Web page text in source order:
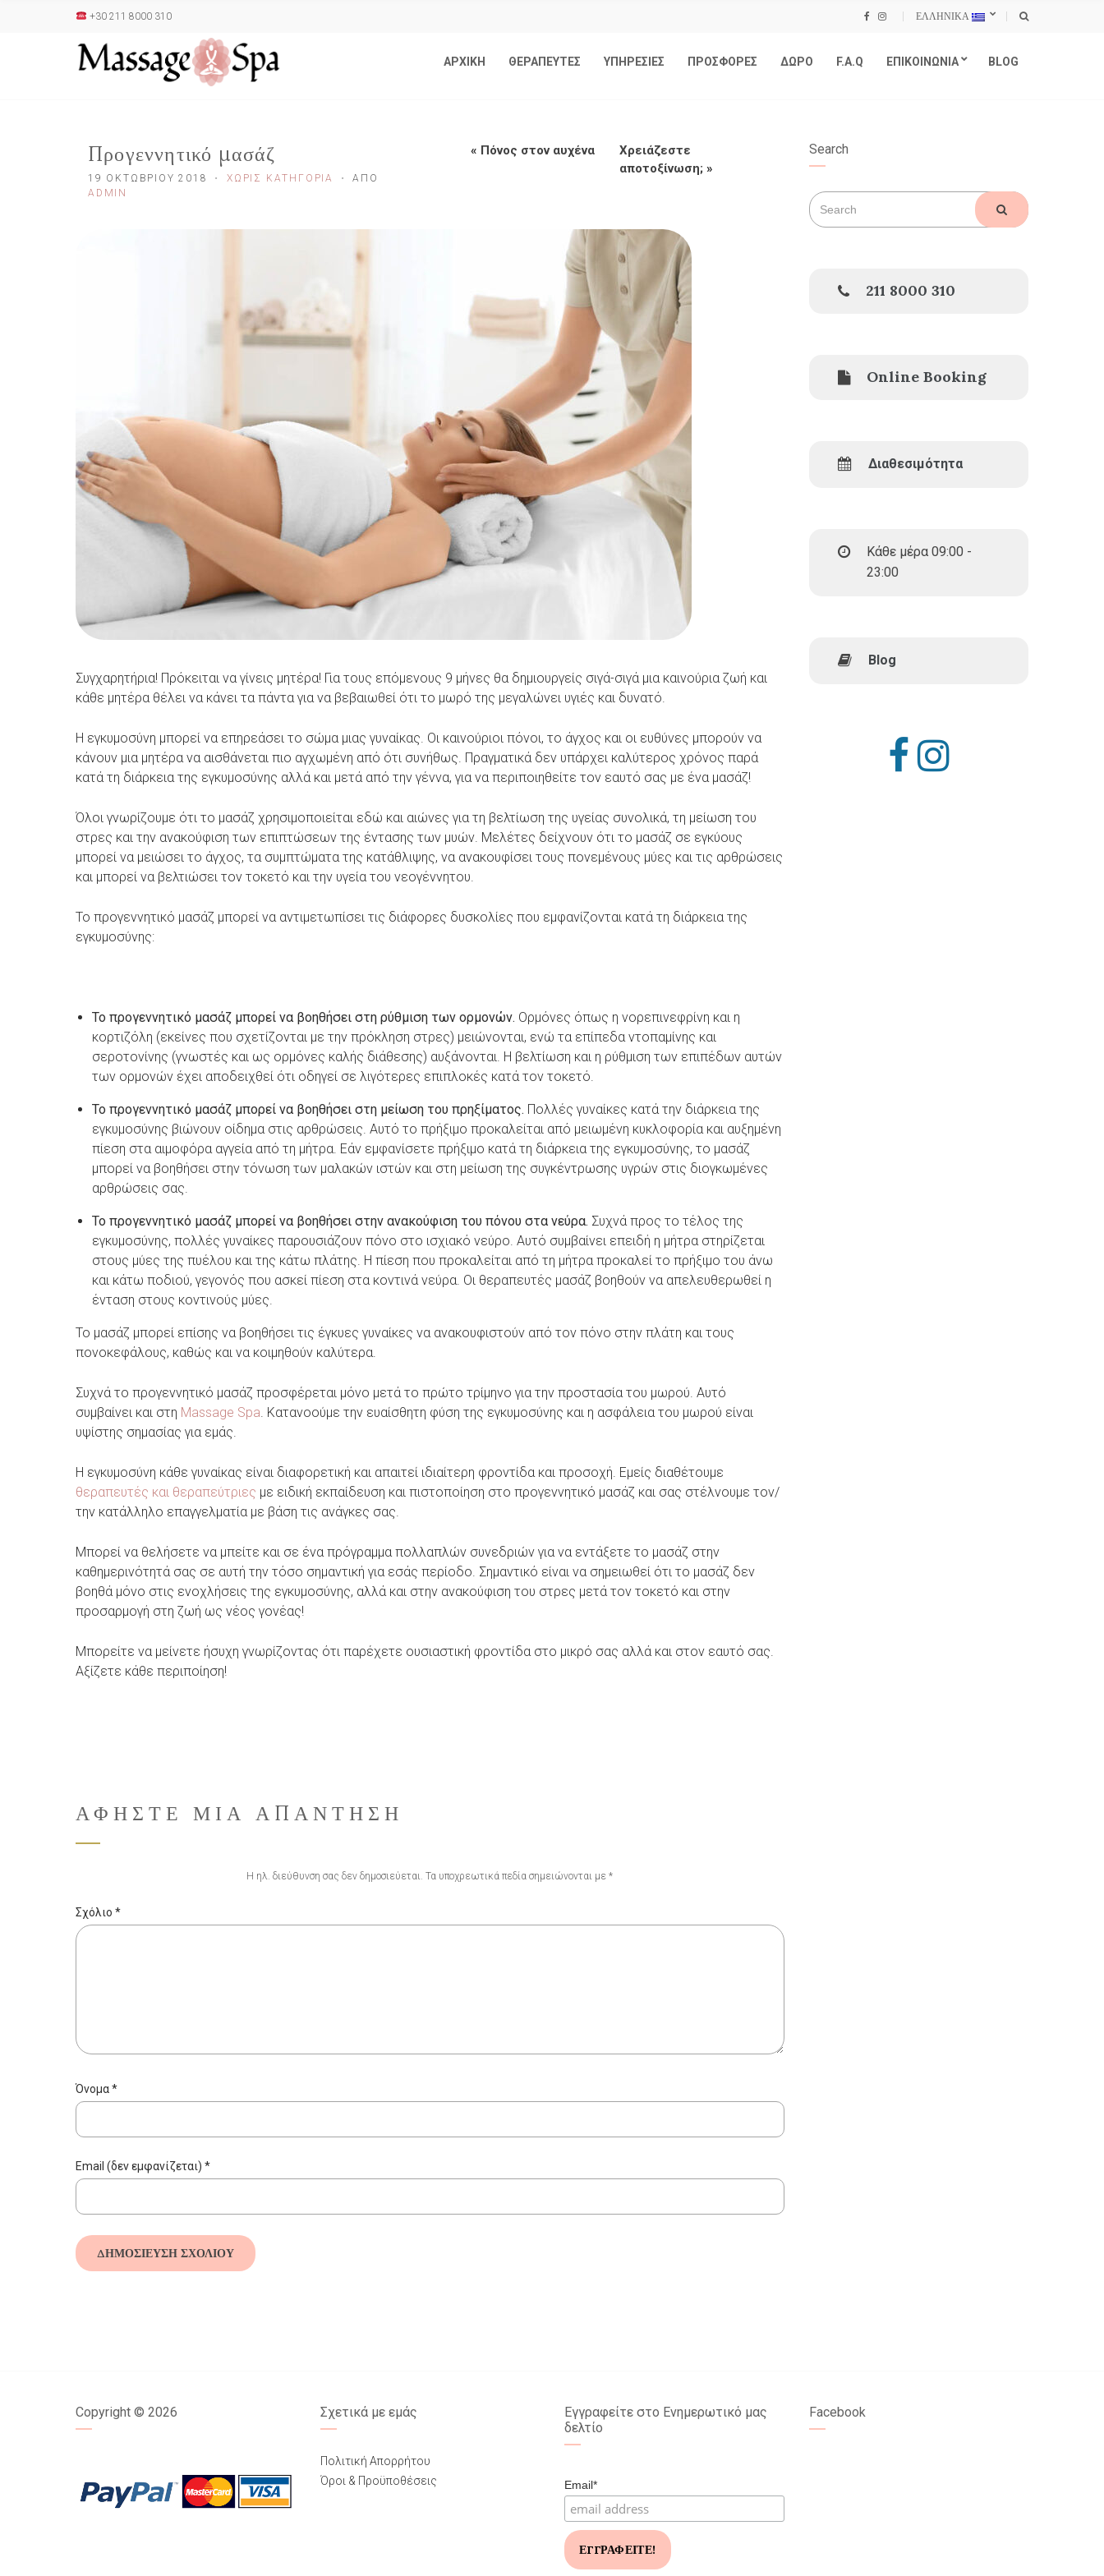
+30 211 8000 310 ΕΛΛΗΝΙΚΑ
ΑΡΧΙΚΗ ΘΕΡΑΠΕΥΤΕΣ ΥΠΗΡΕΣΙΕΣ ΠΡΟΣΦΟΡΕΣ ΔΩΡΟ F.A.Q ΕΠΙΚΟΙΝΩΝΙΑ BLOG
Προγεννητικό μασάζ
19 ΟΚΤΩΒΡΊΟΥ 2018 ΧΩΡΊΣ ΚΑΤΗΓΟΡΊΑ
ΑΠΌ
ADMIN
« Πόνος στον αυχένα
Χρειάζεστε
αποτοξίνωση; »
Συγχαρητήρια! Πρόκειται να γίνεις μητέρα! Για τους επόμενους 9 μήνες θα δημιουργείς σιγά-σιγά μια καινούρια ζωή και
κάθε μητέρα θέλει να κάνει τα πάντα για να βεβαιωθεί ότι το μωρό της μεγαλώνει υγιές και δυνατό.
Η εγκυμοσύνη μπορεί να επηρεάσει το σώμα μιας γυναίκας. Οι καινούριοι πόνοι, το άγχος και οι ευθύνες μπορούν να
κάνουν μια μητέρα να αισθάνεται πιο αγχωμένη από ότι συνήθως. Πραγματικά δεν υπάρχει καλύτερος χρόνος παρά
κατά τη διάρκεια της εγκυμοσύνης αλλά και μετά από την γέννα, για να περιποιηθείτε τον εαυτό σας με ένα μασάζ!
Όλοι γνωρίζουμε ότι το μασάζ χρησιμοποιείται εδώ και αιώνες για τη βελτίωση της υγείας συνολικά, τη μείωση του
στρες και την ανακούφιση των επιπτώσεων της έντασης των μυών. Μελέτες δείχνουν ότι το μασάζ σε εγκύους
μπορεί να μειώσει το άγχος, τα συμπτώματα της κατάθλιψης, να ανακουφίσει τους πονεμένους μύες και τις αρθρώσεις
και μπορεί να βελτιώσει τον τοκετό και την υγεία του νεογέννητου.
Το προγεννητικό μασάζ μπορεί να αντιμετωπίσει τις διάφορες δυσκολίες που εμφανίζονται κατά τη διάρκεια της
εγκυμοσύνης:
Το προγεννητικό μασάζ μπορεί να βοηθήσει στη ρύθμιση των ορμονών. Ορμόνες όπως η νορεπινεφρίνη και η
κορτιζόλη (εκείνες που σχετίζονται με την πρόκληση στρες) μειώνονται, ενώ τα επίπεδα ντοπαμίνης και
σεροτονίνης (γνωστές και ως ορμόνες καλής διάθεσης) αυξάνονται. Η βελτίωση και η ρύθμιση των επιπέδων αυτών
των ορμονών έχει αποδειχθεί ότι οδηγεί σε λιγότερες επιπλοκές κατά τον τοκετό.
Το προγεννητικό μασάζ μπορεί να βοηθήσει στη μείωση του πρηξίματος. Πολλές γυναίκες κατά την διάρκεια της
εγκυμοσύνης βιώνουν οίδημα στις αρθρώσεις. Αυτό το πρήξιμο προκαλείται από μειωμένη κυκλοφορία και αυξημένη
πίεση στα αιμοφόρα αγγεία από τη μήτρα. Εάν εμφανίσετε πρήξιμο κατά τη διάρκεια της εγκυμοσύνης, το μασάζ
μπορεί να βοηθήσει στην τόνωση των μαλακών ιστών και στη μείωση της συγκέντρωσης υγρών στις διογκωμένες
αρθρώσεις σας.
Το προγεννητικό μασάζ μπορεί να βοηθήσει στην ανακούφιση του πόνου στα νεύρα. Συχνά προς το τέλος της
εγκυμοσύνης, πολλές γυναίκες παρουσιάζουν πόνο στο ισχιακό νεύρο. Αυτό συμβαίνει επειδή η μήτρα στηρίζεται
στους μύες της πυέλου και της κάτω πλάτης. Η πίεση που προκαλείται από τη μήτρα προκαλεί το πρήξιμο του άνω
και κάτω ποδιού, γεγονός που ασκεί πίεση στα κοντινά νεύρα. Οι θεραπευτές μασάζ βοηθούν να απελευθερωθεί η
ένταση στους κοντινούς μύες.
Το μασάζ μπορεί επίσης να βοηθήσει τις έγκυες γυναίκες να ανακουφιστούν από τον πόνο στην πλάτη και τους
πονοκεφάλους, καθώς και να κοιμηθούν καλύτερα.
Συχνά το προγεννητικό μασάζ προσφέρεται μόνο μετά το πρώτο τρίμηνο για την προστασία του μωρού. Αυτό
συμβαίνει και στη Massage Spa . Κατανοούμε την ευαίσθητη φύση της εγκυμοσύνης και η ασφάλεια του μωρού είναι
υψίστης σημασίας για εμάς.
Η εγκυμοσύνη κάθε γυναίκας είναι διαφορετική και απαιτεί ιδιαίτερη φροντίδα και προσοχή. Εμείς διαθέτουμε
θεραπευτές και θεραπεύτριες με ειδική εκπαίδευση και πιστοποίηση στο προγεννητικό μασάζ και σας στέλνουμε τον/
την κατάλληλο επαγγελματία με βάση τις ανάγκες σας.
Μπορεί να θελήσετε να μπείτε και σε ένα πρόγραμμα πολλαπλών συνεδριών για να εντάξετε το μασάζ στην
καθημερινότητά σας σε αυτή την τόσο σημαντική για εσάς περίοδο. Σημαντικό είναι να σημειωθεί ότι το μασάζ δεν
βοηθά μόνο στις ενοχλήσεις της εγκυμοσύνης, αλλά και στην ανακούφιση του στρες μετά τον τοκετό και στην
προσαρμογή στη ζωή ως νέος γονέας!
Μπορείτε να μείνετε ήσυχη γνωρίζοντας ότι παρέχετε ουσιαστική φροντίδα στο μικρό σας αλλά και στον εαυτό σας.
Αξίζετε κάθε περιποίηση!
ΑΦΉΣΤΕ ΜΙΑ ΑΠΆΝΤΗΣΗ
Η ηλ. διεύθυνση σας δεν δημοσιεύεται. Τα υποχρεωτικά πεδία σημειώνονται με*
Σχόλιο *
Όνομα*
Email (δεν εμφανίζεται) *
Search
Search
for:
SEARCH
211 8000 310
Online Booking
Διαθεσιμότητα
Κάθε μέρα 09:00 -
23:00
Blog
Copyright © 2026 Σχετικά με εμάς
Πολιτική Απορρήτου
Όροι & Προϋποθέσεις
Εγγραφείτε στο Ενημερωτικό μας
δελτίο
Email*
Facebook